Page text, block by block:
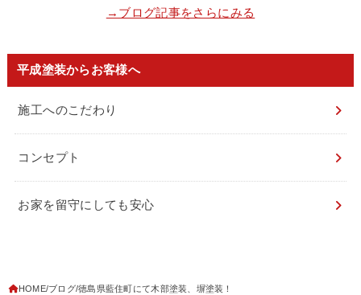
→ブログ記事をさらにみる
平成塗装からお客様へ
施工へのこだわり
コンセプト
お家を留守にしても安心
HOME ブログ 徳島県藍住町にて木部塗装、塀塗装！